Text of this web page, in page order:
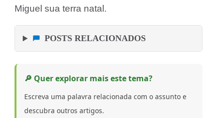
Miguel sua terra natal.
POSTS RELACIONADOS
🔎 Quer explorar mais este tema?
Escreva uma palavra relacionada com o assunto e
descubra outros artigos.